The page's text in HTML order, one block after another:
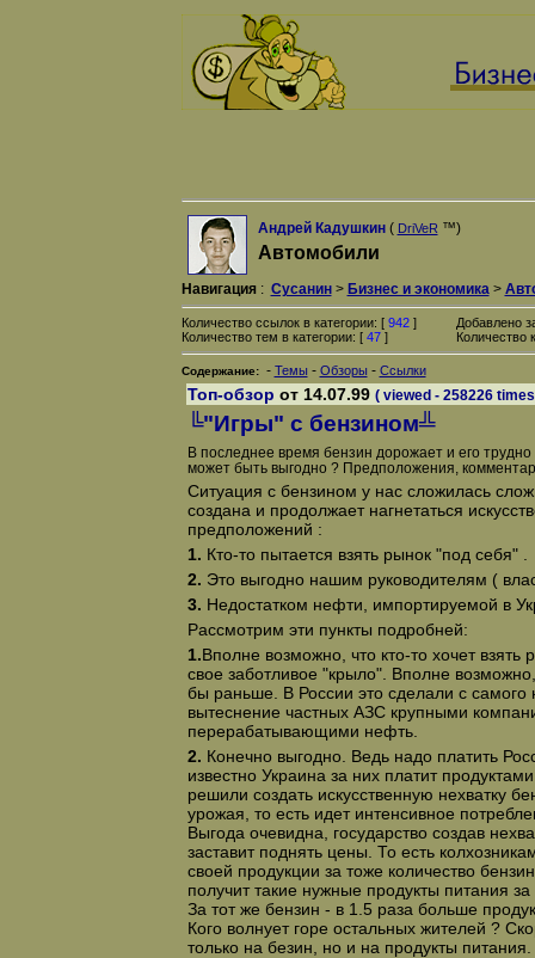
Андрей Кадушкин( DriVeR ™)
Автомобили
Навигация: Сусанин> Бизнес и экономика>
Количество ссылок в категории: [ 942]
Количество тем в категории: [ 47]
Добавлено
Количество
Содержание: - Темы - Обзоры - Ссылки
Топ-обзор от 14.07.99 ( viewed - 258226
╚"Игры" с бензином╩
В последнее время бензин дорожает и его
может быть выгодно ? Предположения,
Ситуация с бензином у нас сложилась
создана и продолжает нагнетаться
предположений :
1. Кто-то пытается взять рынок "под себя" .
2. Это выгодно нашим руководителям (
3. Недостатком нефти, импортируемой в
Рассмотрим эти пункты подробней:
1.Вполне возможно, что кто-то хочет взять
свое заботливое "крыло". Вполне
бы раньше. В России это сделали с самого
вытеснение частных АЗС крупными
перерабатывающими нефть.
2. Конечно выгодно. Ведь надо платить
известно Украина за них платит
решили создать искусственную нехватку
урожая, то есть идет интенсивное
Выгода очевидна, государство создав
заставит поднять цены. То есть
своей продукции за тоже количество
получит такие нужные продукты питания
За тот же бензин - в 1.5 раза больше
Кого волнует горе остальных жителей ?
только на безин, но и на продукты питания.